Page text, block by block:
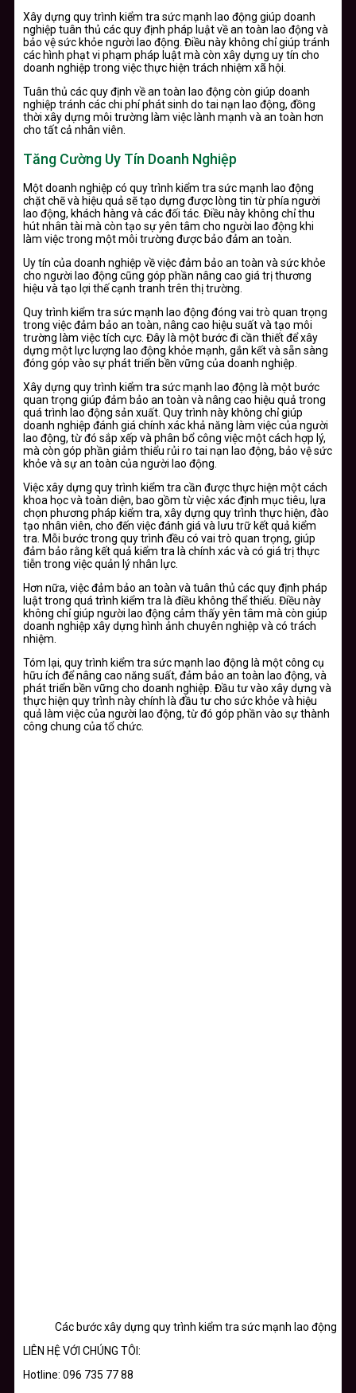
Xây dựng quy trình kiểm tra sức mạnh lao động giúp doanh
nghiệp tuân thủ các quy định pháp luật về an toàn lao động và
bảo vệ sức khỏe người lao động. Điều này không chỉ giúp tránh
các hình phạt vi phạm pháp luật mà còn xây dựng uy tín cho
doanh nghiệp trong việc thực hiện trách nhiệm xã hội.
Tuân thủ các quy định về an toàn lao động còn giúp doanh
nghiệp tránh các chi phí phát sinh do tai nạn lao động, đồng
thời xây dựng môi trường làm việc lành mạnh và an toàn hơn
cho tất cả nhân viên.
Tăng Cường Uy Tín Doanh Nghiệp
Một doanh nghiệp có quy trình kiểm tra sức mạnh lao động
chặt chẽ và hiệu quả sẽ tạo dựng được lòng tin từ phía người
lao động, khách hàng và các đối tác. Điều này không chỉ thu
hút nhân tài mà còn tạo sự yên tâm cho người lao động khi
làm việc trong một môi trường được bảo đảm an toàn.
Uy tín của doanh nghiệp về việc đảm bảo an toàn và sức khỏe
cho người lao động cũng góp phần nâng cao giá trị thương
hiệu và tạo lợi thế cạnh tranh trên thị trường.
Quy trình kiểm tra sức mạnh lao động đóng vai trò quan trọng
trong việc đảm bảo an toàn, nâng cao hiệu suất và tạo môi
trường làm việc tích cực. Đây là một bước đi cần thiết để xây
dựng một lực lượng lao động khỏe mạnh, gắn kết và sẵn sàng
đóng góp vào sự phát triển bền vững của doanh nghiệp.
Xây dựng quy trình kiểm tra sức mạnh lao động là một bước
quan trọng giúp đảm bảo an toàn và nâng cao hiệu quả trong
quá trình lao động sản xuất. Quy trình này không chỉ giúp
doanh nghiệp đánh giá chính xác khả năng làm việc của người
lao động, từ đó sắp xếp và phân bổ công việc một cách hợp lý,
mà còn góp phần giảm thiểu rủi ro tai nạn lao động, bảo vệ sức
khỏe và sự an toàn của người lao động.
Việc xây dựng quy trình kiểm tra cần được thực hiện một cách
khoa học và toàn diện, bao gồm từ việc xác định mục tiêu, lựa
chọn phương pháp kiểm tra, xây dựng quy trình thực hiện, đào
tạo nhân viên, cho đến việc đánh giá và lưu trữ kết quả kiểm
tra. Mỗi bước trong quy trình đều có vai trò quan trọng, giúp
đảm bảo rằng kết quả kiểm tra là chính xác và có giá trị thực
tiễn trong việc quản lý nhân lực.
Hơn nữa, việc đảm bảo an toàn và tuân thủ các quy định pháp
luật trong quá trình kiểm tra là điều không thể thiếu. Điều này
không chỉ giúp người lao động cảm thấy yên tâm mà còn giúp
doanh nghiệp xây dựng hình ảnh chuyên nghiệp và có trách
nhiệm.
Tóm lại, quy trình kiểm tra sức mạnh lao động là một công cụ
hữu ích để nâng cao năng suất, đảm bảo an toàn lao động, và
phát triển bền vững cho doanh nghiệp. Đầu tư vào xây dựng và
thực hiện quy trình này chính là đầu tư cho sức khỏe và hiệu
quả làm việc của người lao động, từ đó góp phần vào sự thành
công chung của tổ chức.
Các bước xây dựng quy trình kiểm tra sức mạnh lao động
LIÊN HỆ VỚI CHÚNG TÔI:
Hotline: 096 735 77 88